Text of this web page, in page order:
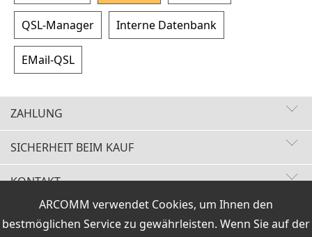
ARCOMM verwendet Cookies, um Ihnen den
bestmöglichen Service zu gewährleisten. Wenn Sie auf der
QSL-Manager Interne Datenbank
EMail-QSL
ZAHLUNG
SICHERHEIT BEIM KAUF
Käuferschutz
Datenschutz
KONTAKT
HOTLINE
VERTRAG WIDERRUFEN